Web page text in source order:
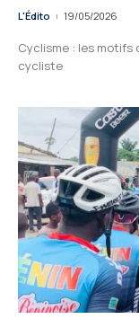
L'Édito 19/05/2026
Cyclisme : les motifs
cycliste